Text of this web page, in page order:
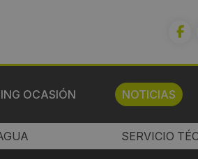
OCASIÓN NOTICIAS
SERVICIO